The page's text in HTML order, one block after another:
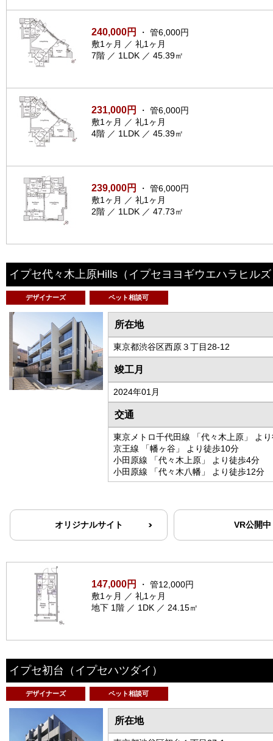
240,000円
・ 管6,000円
敷1ヶ月 ／ 礼1ヶ月
7階 ／ 1LDK ／ 45.39㎡
231,000円
・ 管6,000円
敷1ヶ月 ／ 礼1ヶ月
4階 ／ 1LDK ／ 45.39㎡
239,000円
・ 管6,000円
敷1ヶ月 ／ 礼1ヶ月
2階 ／ 1LDK ／ 47.73㎡
イプセ代々木上原Hills （イプセヨヨギウエハラヒル
デザイナーズ ペット相談可
所在地
東京都渋谷区西原３丁目28-12
竣工月
2024年01月
交通
東京メトロ千代田線 「代々木上原」 よ
京王線 「幡ヶ谷」 より徒歩10分
小田原線 「代々木上原」 より徒歩4分
小田原線 「代々木八幡」 より徒歩12分
オリジナルサイト VR公開中
147,000円
・ 管12,000円
敷1ヶ月 ／ 礼1ヶ月
地下 1階 ／ 1DK ／ 24.15㎡
イプセ初台 （イプセハツダイ）
デザイナーズ ペット相談可
所在地